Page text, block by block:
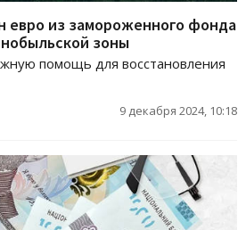
евро из замороженного фонда
зоны
помощь для восстановления
9 декабря 2024, 10:18